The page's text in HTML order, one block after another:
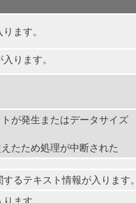
ます。
ります。
が発生またはデータサイズ
たため処理が中断された
るテキスト情報が入ります。
ます。